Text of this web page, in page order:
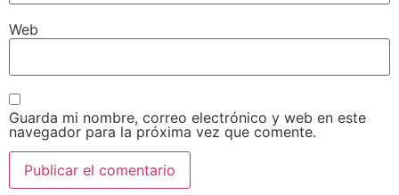
Web
Guarda mi nombre, correo electrónico y web en este
navegador para la próxima vez que comente.